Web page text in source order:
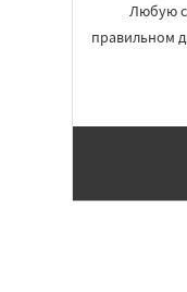
Любую
правильном